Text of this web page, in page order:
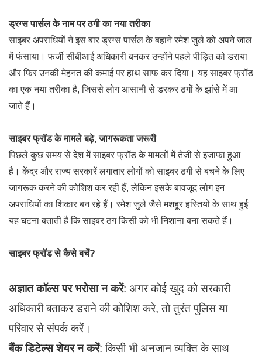
ड्रग्स पार्सल के नाम पर ठगी का नया तरीका
साइबर अपराधियों ने इस बार ड्रग्स पार्सल के बहाने रमेश जुले को अपने जाल
में फंसाया। फर्जी सीबीआई अधिकारी बनकर उन्होंने पहले पीड़ित को डराया
और फिर उनकी मेहनत की कमाई पर हाथ साफ कर दिया। यह साइबर फ्रॉड
का एक नया तरीका है, जिससे लोग आसानी से डरकर ठगों के झांसे में आ
जाते हैं।
साइबर फ्रॉड के मामले बढ़े, जागरूकता जरूरी
पिछले कुछ समय से देश में साइबर फ्रॉड के मामलों में तेजी से इजाफा हुआ
है। केंद्र और राज्य सरकारें लगातार लोगों को साइबर ठगी से बचने के लिए
जागरूक करने की कोशिश कर रही हैं, लेकिन इसके बावजूद लोग इन
अपराधियों का शिकार बन रहे हैं। रमेश जुले जैसे मशहूर हस्तियों के साथ हुई
यह घटना बताती है कि साइबर ठग किसी को भी निशाना बना सकते हैं।
साइबर फ्रॉड से कैसे बचें?
अज्ञात कॉल्स पर भरोसा न करें: अगर कोई खुद को सरकारी
अधिकारी बताकर डराने की कोशिश करे, तो तुरंत पुलिस या
परिवार से संपर्क करें।
बैंक डिटेल्स शेयर न करें: किसी भी अनजान व्यक्ति के साथ